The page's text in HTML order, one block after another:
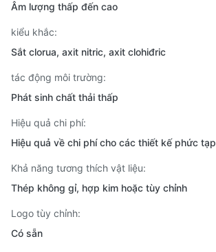
Âm lượng thấp đến cao
kiểu khắc:
Sắt clorua, axit nitric, axit clohiđric
tác động môi trường:
Phát sinh chất thải thấp
Hiệu quả chi phí:
Hiệu quả về chi phí cho các thiết kế phức tạp
Khả năng tương thích vật liệu:
Thép không gỉ, hợp kim hoặc tùy chỉnh
Logo tùy chỉnh:
Có sẵn